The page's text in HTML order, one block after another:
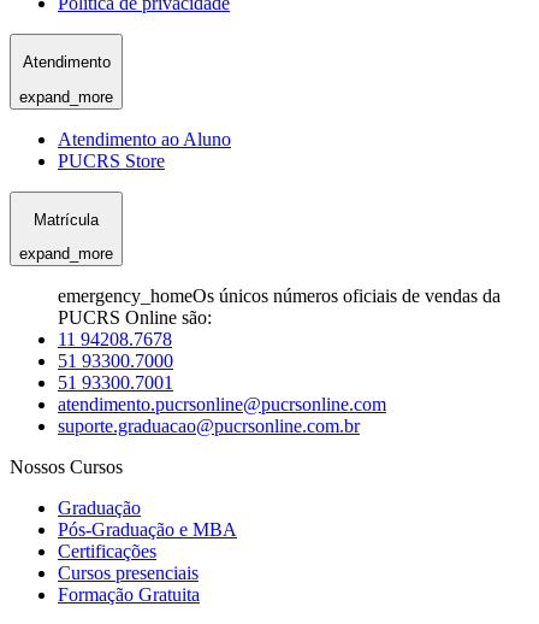
Atendimento
expand_more
Atendimento ao Aluno
PUCRS Store
Matrícula
expand_more
emergency_homeOs únicos números oficiais de vendas da
PUCRS Online são:
11 94208.7678
51 93300.7000
51 93300.7001
atendimento.pucrsonline@pucrsonline.com
suporte.graduacao@pucrsonline.com.br
Nossos Cursos
Graduação
Pós-Graduação e MBA
Certificações
Cursos presenciais
Formação Gratuita